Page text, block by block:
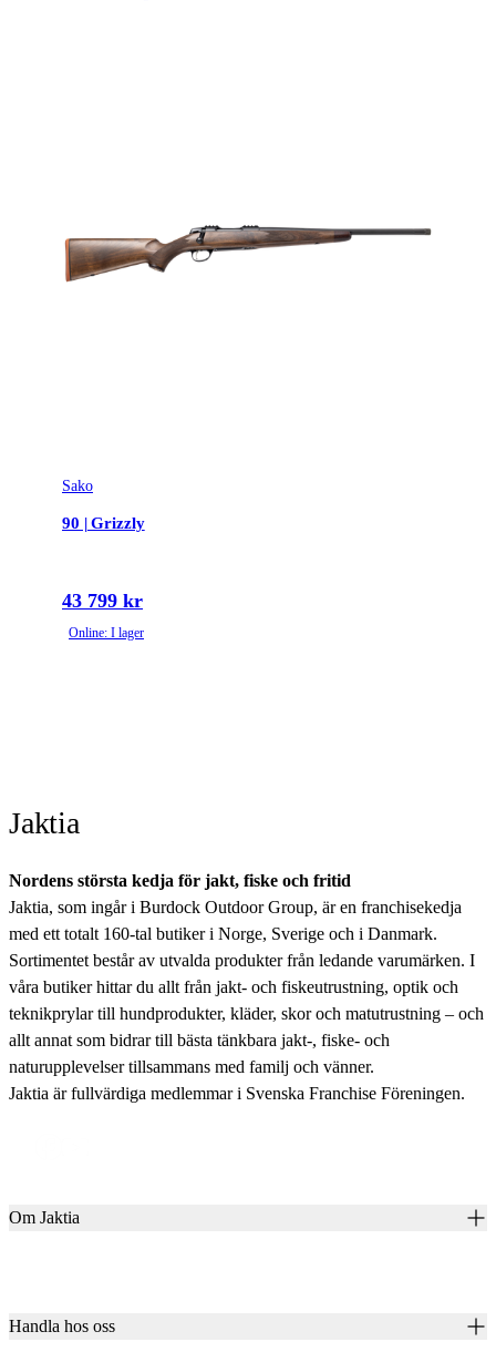
Sako
90 | Grizzly
43 799 kr
Online: I lager
Jaktia
Nordens största kedja för jakt, fiske och fritid
Jaktia, som ingår i Burdock Outdoor Group, är en franchisekedja
med ett totalt 160-tal butiker i Norge, Sverige och i Danmark.
Sortimentet består av utvalda produkter från ledande varumärken. I
våra butiker hittar du allt från jakt- och fiskeutrustning, optik och
teknikprylar till hundprodukter, kläder, skor och matutrustning – och
allt annat som bidrar till bästa tänkbara jakt-, fiske- och
naturupplevelser tillsammans med familj och vänner.
Jaktia är fullvärdiga medlemmar i Svenska Franchise Föreningen.
Om Jaktia
Karriär
Handla hos oss